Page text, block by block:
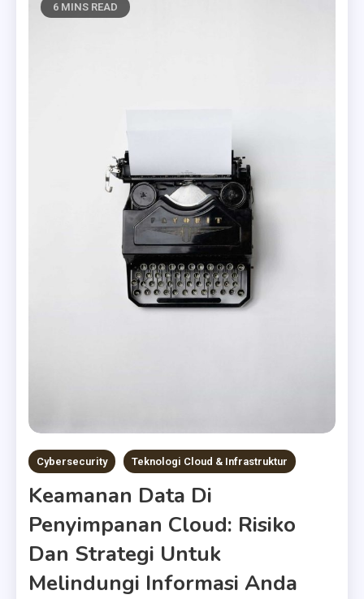
6 MINS READ
Cybersecurity Teknologi Cloud & Infrastruktur
Keamanan Data Di
Penyimpanan Cloud: Risiko
Dan Strategi Untuk
Melindungi Informasi Anda